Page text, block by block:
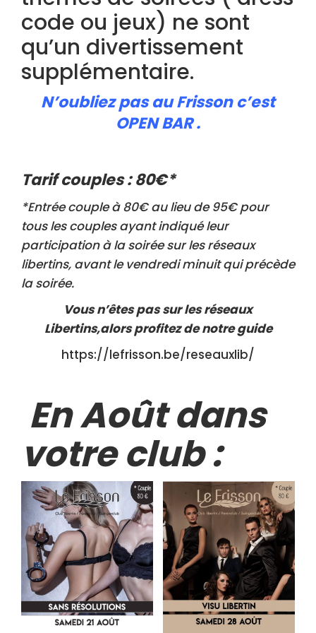
code ou jeux) ne sont
qu’un divertissement
supplémentaire.
N’oubliez pas au Frisson c’est
OPEN BAR .
Tarif couples : 80€*
*Entrée couple à 80€ au lieu de 95€ pour
tous les couples ayant indiqué leur
participation à la soirée sur les réseaux
libertins, avant le vendredi minuit qui précède
la soirée.
Vous n’êtes pas sur les réseaux
Libertins,alors profitez de notre guide
https://lefrisson.be/reseauxlib/
En Août dans
votre club :